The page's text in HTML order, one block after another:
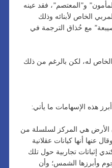
و”المعتصم”، فقد عينه
الخاص لأبنائه وذلك
مع حُذاق الترجمة في
الخاص له، لكن بالرغم من ذلك
هذه الإسهامات ما يأتي:
الأرض هي المركز لسلسلة من
عنها أنها كيانات عقلانية
إثباتات تجاربية حول تلك
وأبرزها الشمس؛ وأن